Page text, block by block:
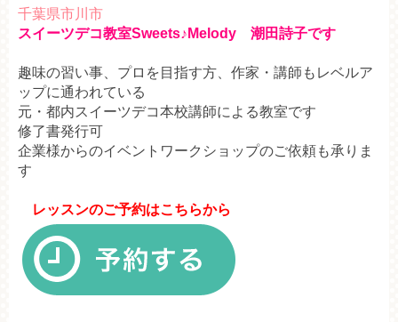
千葉県市川市
スイーツデコ教室Sweets♪Melody 潮田詩子です
趣味の習い事、プロを目指す方、作家・講師もレベルア
ップに通われている
元・都内スイーツデコ本校講師による教室です
修了書発行可
企業様からのイベントワークショップのご依頼も承りま
す
レッスンのご予約はこちらから